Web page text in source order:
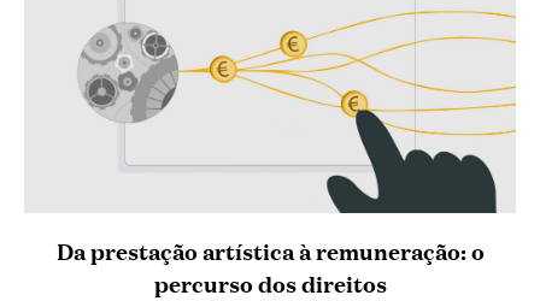
Da prestação artística à remuneração: o
percurso dos direitos